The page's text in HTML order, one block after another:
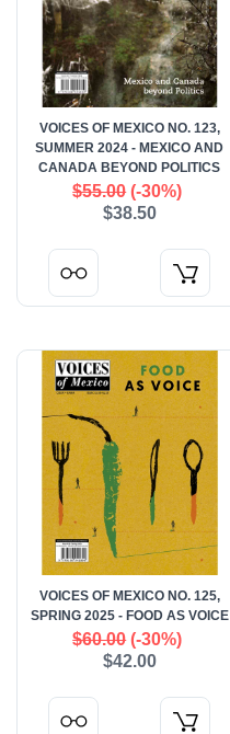
VOICES OF MEXICO NO. 123,
SUMMER 2024 - MEXICO AND
CANADA BEYOND POLITICS
$55.00(-30%)
$38.50
VOICES OF MEXICO NO. 125,
SPRING 2025 - FOOD AS VOICE
$60.00(-30%)
$42.00